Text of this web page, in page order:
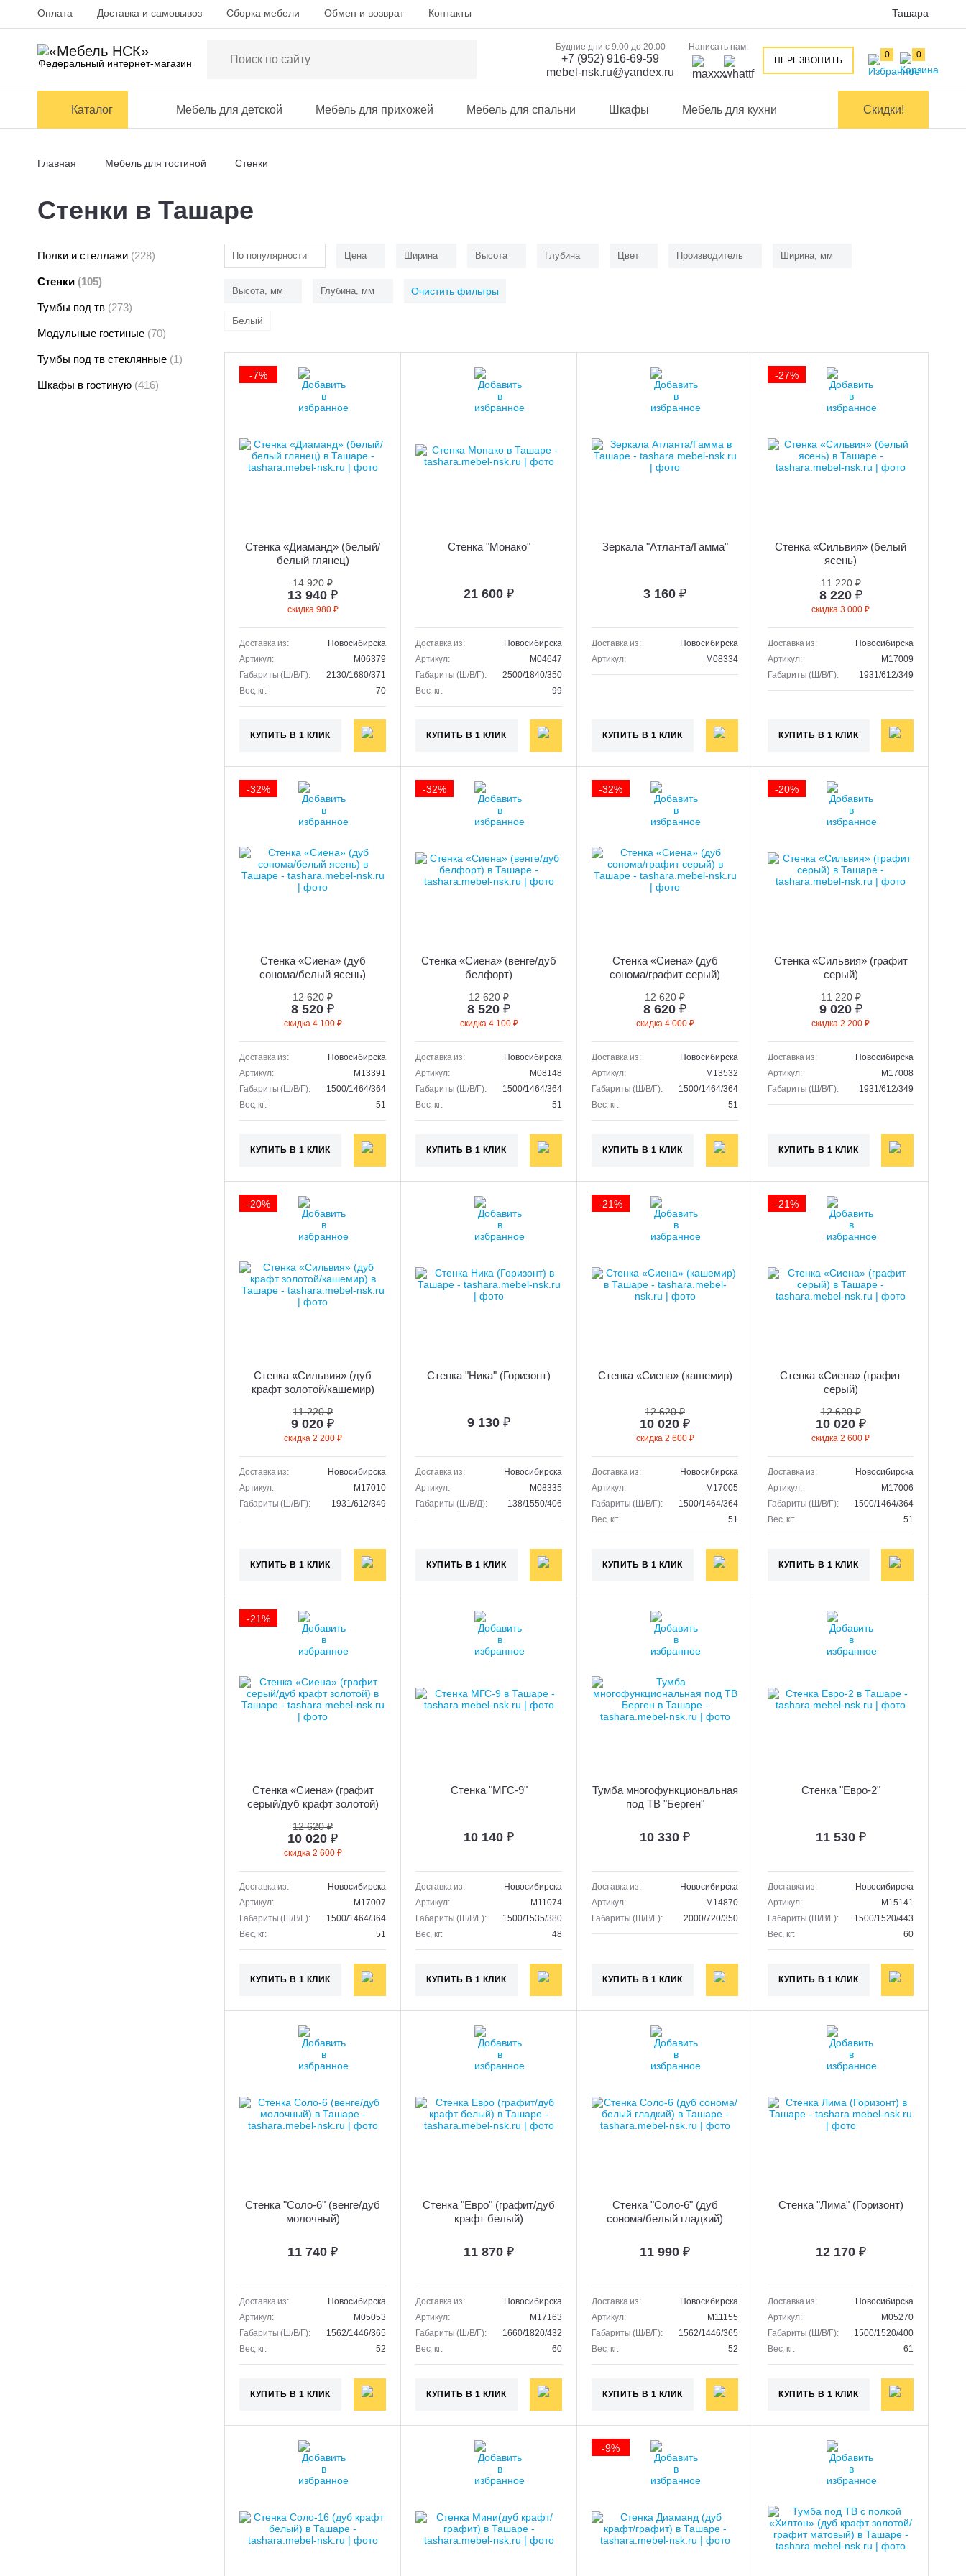
Оплата Доставка и самовывоз Сборка мебели Обмен и возврат Контакты Ташара
Федеральный интернет-магазин
0 0
ПЕРЕЗВОНИТЬ
Написать нам:
Будние дни с 9:00 до 20:00
+7 (952) 916-69-59
mebel-nsk.ru@yandex.ru
Каталог Мебель для детской Мебель для прихожей Мебель для спальни Шкафы Мебель для кухни Скидки!
Главная Мебель для гостиной Стенки
Стенки в Ташаре
Полки и стеллажи (228)
Стенки (105)
Тумбы под тв (273)
Модульные гостиные (70)
Тумбы под тв стеклянные (1)
Шкафы в гостиную (416)
По популярности Цена Ширина Высота Глубина Цвет Производитель Ширина, мм
Высота, мм Глубина, мм Очистить фильтры
Белый
Стенка «Диаманд» (белый/
белый глянец)
14 920 ₽
13 940 ₽
скидка 980 ₽
Доставка из:
Новосибирска
Артикул:
M06379
Габариты (Ш/В/Г):
2130/1680/371
Вес, кг:
70
КУПИТЬ В 1 КЛИК
-7%
Стенка "Монако"
21 600 ₽
Доставка из:
Новосибирска
Артикул:
M04647
Габариты (Ш/В/Г):
2500/1840/350
Вес, кг:
99
КУПИТЬ В 1 КЛИК
Зеркала "Атланта/Гамма"
3 160 ₽
Доставка из:
Новосибирска
Артикул:
M08334
КУПИТЬ В 1 КЛИК
Стенка «Сильвия» (белый
ясень)
11 220 ₽
8 220 ₽
скидка 3 000 ₽
Доставка из:
Новосибирска
Артикул:
M17009
Габариты (Ш/В/Г):
1931/612/349
КУПИТЬ В 1 КЛИК
-27%
Стенка «Сиена» (дуб
сонома/белый ясень)
12 620 ₽
8 520 ₽
скидка 4 100 ₽
Доставка из:
Новосибирска
Артикул:
M13391
Габариты (Ш/В/Г):
1500/1464/364
Вес, кг:
51
КУПИТЬ В 1 КЛИК
-32%
Стенка «Сиена» (венге/дуб
белфорт)
12 620 ₽
8 520 ₽
скидка 4 100 ₽
Доставка из:
Новосибирска
Артикул:
M08148
Габариты (Ш/В/Г):
1500/1464/364
Вес, кг:
51
КУПИТЬ В 1 КЛИК
-32%
Стенка «Сиена» (дуб
сонома/графит серый)
12 620 ₽
8 620 ₽
скидка 4 000 ₽
Доставка из:
Новосибирска
Артикул:
M13532
Габариты (Ш/В/Г):
1500/1464/364
Вес, кг:
51
КУПИТЬ В 1 КЛИК
-32%
Стенка «Сильвия» (графит
серый)
11 220 ₽
9 020 ₽
скидка 2 200 ₽
Доставка из:
Новосибирска
Артикул:
M17008
Габариты (Ш/В/Г):
1931/612/349
КУПИТЬ В 1 КЛИК
-20%
Стенка «Сильвия» (дуб
крафт золотой/кашемир)
11 220 ₽
9 020 ₽
скидка 2 200 ₽
Доставка из:
Новосибирска
Артикул:
M17010
Габариты (Ш/В/Г):
1931/612/349
КУПИТЬ В 1 КЛИК
-20%
Стенка "Ника" (Горизонт)
9 130 ₽
Доставка из:
Новосибирска
Артикул:
M08335
Габариты (Ш/В/Д):
138/1550/406
КУПИТЬ В 1 КЛИК
Стенка «Сиена» (кашемир)
12 620 ₽
10 020 ₽
скидка 2 600 ₽
Доставка из:
Новосибирска
Артикул:
M17005
Габариты (Ш/В/Г):
1500/1464/364
Вес, кг:
51
КУПИТЬ В 1 КЛИК
-21%
Стенка «Сиена» (графит
серый)
12 620 ₽
10 020 ₽
скидка 2 600 ₽
Доставка из:
Новосибирска
Артикул:
M17006
Габариты (Ш/В/Г):
1500/1464/364
Вес, кг:
51
КУПИТЬ В 1 КЛИК
-21%
Стенка «Сиена» (графит
серый/дуб крафт золотой)
12 620 ₽
10 020 ₽
скидка 2 600 ₽
Доставка из:
Новосибирска
Артикул:
M17007
Габариты (Ш/В/Г):
1500/1464/364
Вес, кг:
51
КУПИТЬ В 1 КЛИК
-21%
Стенка "МГС-9"
10 140 ₽
Доставка из:
Новосибирска
Артикул:
M11074
Габариты (Ш/В/Г):
1500/1535/380
Вес, кг:
48
КУПИТЬ В 1 КЛИК
Тумба многофункциональная
под ТВ "Берген"
10 330 ₽
Доставка из:
Новосибирска
Артикул:
M14870
Габариты (Ш/В/Г):
2000/720/350
КУПИТЬ В 1 КЛИК
Стенка "Евро-2"
11 530 ₽
Доставка из:
Новосибирска
Артикул:
M15141
Габариты (Ш/В/Г):
1500/1520/443
Вес, кг:
60
КУПИТЬ В 1 КЛИК
Стенка "Соло-6" (венге/дуб
молочный)
11 740 ₽
Доставка из:
Новосибирска
Артикул:
M05053
Габариты (Ш/В/Г):
1562/1446/365
Вес, кг:
52
КУПИТЬ В 1 КЛИК
Стенка "Евро" (графит/дуб
крафт белый)
11 870 ₽
Доставка из:
Новосибирска
Артикул:
M17163
Габариты (Ш/В/Г):
1660/1820/432
Вес, кг:
60
КУПИТЬ В 1 КЛИК
Стенка "Соло-6" (дуб
сонома/белый гладкий)
11 990 ₽
Доставка из:
Новосибирска
Артикул:
M11155
Габариты (Ш/В/Г):
1562/1446/365
Вес, кг:
52
КУПИТЬ В 1 КЛИК
Стенка "Лима" (Горизонт)
12 170 ₽
Доставка из:
Новосибирска
Артикул:
M05270
Габариты (Ш/В/Г):
1500/1520/400
Вес, кг:
61
КУПИТЬ В 1 КЛИК
-9%